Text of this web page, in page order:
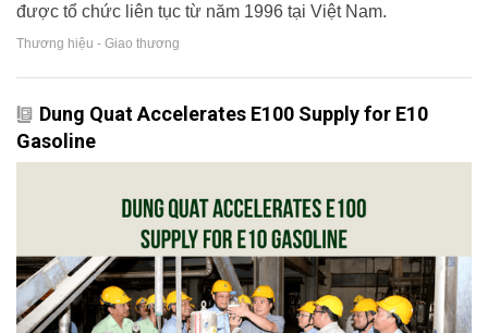
được tổ chức liên tục từ năm 1996 tại Việt Nam.
Thương hiệu - Giao thương
Dung Quat Accelerates E100 Supply for E10
Gasoline